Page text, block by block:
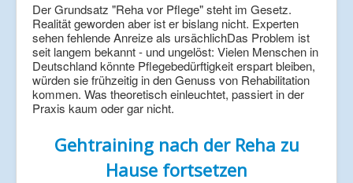
Der Grundsatz "Reha vor Pflege" steht im Gesetz.
Realität geworden aber ist er bislang nicht. Experten
sehen fehlende Anreize als ursächlichDas Problem ist
seit langem bekannt - und ungelöst: Vielen Menschen in
Deutschland könnte Pflegebedürftigkeit erspart bleiben,
würden sie frühzeitig in den Genuss von Rehabilitation
kommen. Was theoretisch einleuchtet, passiert in der
Praxis kaum oder gar nicht.
Gehtraining nach der Reha zu
Hause fortsetzen